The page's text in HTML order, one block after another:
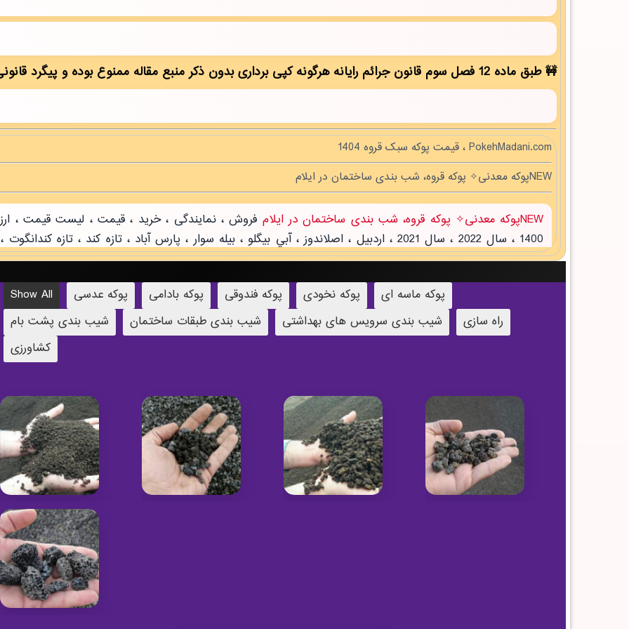
طبق ماده 12 فصل سوم قانون جرائم رایانه هرگونه کپی برداری بدون ذکر منبع مقاله ممنوع بوده و پیگرد قانونی دارد!
PokehMadani.com ، قیمت پوکه سبک قروه 1404
NEWپوکه معدنی✧ پوکه قروه، شب بندی ساختمان در ايلام
NEWپوکه معدنی✧ پوکه قروه، شب بندی ساختمان در ايلام
Show All پوکه عدسی پوکه بادامی پوکه فندوقی پوکه نخودی
پوکه ماسه ای
شیب بندی پشت بام
شیب بندی طبقات ساختمان شیب بندی سرویس های بهداشتی
راه سازی
کشاورزی